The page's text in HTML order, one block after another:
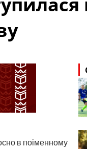
в поіменному